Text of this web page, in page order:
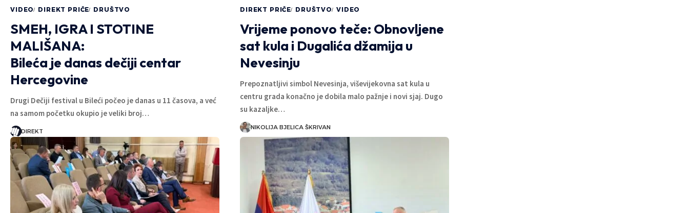
VIDEO DIREKT PRIČE DRUŠTVO
SMEH, IGRA I STOTINE
MALIŠANA:
Bileća je danas dečiji centar
Hercegovine
Drugi Dečiji festival u Bileći počeo je danas u 11 časova, a već
na samom početku okupio je veliki broj…
DIREKT
DIREKT PRIČE DRUŠTVO VIDEO
Vrijeme ponovo teče: Obnovljene
sat kula i Dugalića džamija u
Nevesinju
Prepoznatljivi simbol Nevesinja, viševijekovna sat kula u
centru grada konačno je dobila malo pažnje i novi sjaj. Dugo
su kazaljke…
NIKOLIJA BJELICA ŠKRIVAN